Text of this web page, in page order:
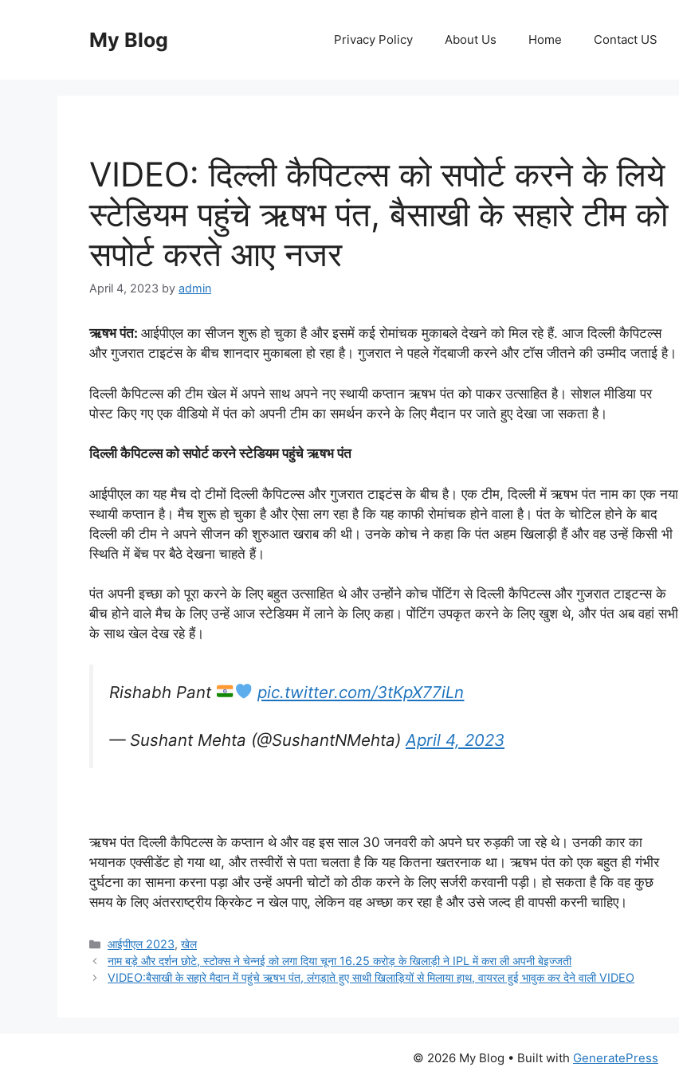
My Blog Privacy Policy About Us Home Contact US
VIDEO: दिल्ली कैपिटल्स को सपोर्ट करने के लिये
स्टेडियम पहुंचे ऋषभ पंत, बैसाखी के सहारे टीम को
सपोर्ट करते आए नजर
April 4, 2023 by admin
ऋषभ पंत: आईपीएल का सीजन शुरू हो चुका है और इसमें कई रोमांचक मुकाबले देखने को मिल रहे हैं. आज दिल्ली कैपिटल्स
और गुजरात टाइटंस के बीच शानदार मुकाबला हो रहा है। गुजरात ने पहले गेंदबाजी करने और टॉस जीतने की उम्मीद जताई है।
दिल्ली कैपिटल्स की टीम खेल में अपने साथ अपने नए स्थायी कप्तान ऋषभ पंत को पाकर उत्साहित है। सोशल मीडिया पर
पोस्ट किए गए एक वीडियो में पंत को अपनी टीम का समर्थन करने के लिए मैदान पर जाते हुए देखा जा सकता है।
दिल्ली कैपिटल्स को सपोर्ट करने स्टेडियम पहुंचे ऋषभ पंत
आईपीएल का यह मैच दो टीमों दिल्ली कैपिटल्स और गुजरात टाइटंस के बीच है। एक टीम, दिल्ली में ऋषभ पंत नाम का एक नया
स्थायी कप्तान है। मैच शुरू हो चुका है और ऐसा लग रहा है कि यह काफी रोमांचक होने वाला है। पंत के चोटिल होने के बाद
दिल्ली की टीम ने अपने सीजन की शुरुआत खराब की थी। उनके कोच ने कहा कि पंत अहम खिलाड़ी हैं और वह उन्हें किसी भी
स्थिति में बेंच पर बैठे देखना चाहते हैं।
पंत अपनी इच्छा को पूरा करने के लिए बहुत उत्साहित थे और उन्होंने कोच पोंटिंग से दिल्ली कैपिटल्स और गुजरात टाइटन्स के
बीच होने वाले मैच के लिए उन्हें आज स्टेडियम में लाने के लिए कहा। पोंटिंग उपकृत करने के लिए खुश थे, और पंत अब वहां सभी
के साथ खेल देख रहे हैं।
Rishabh Pant pic.twitter.com/3tKpX77iLn
— Sushant Mehta (@SushantNMehta)April 4, 2023
ऋषभ पंत दिल्ली कैपिटल्स के कप्तान थे और वह इस साल 30 जनवरी को अपने घर रुड़की जा रहे थे। उनकी कार का
भयानक एक्सीडेंट हो गया था, और तस्वीरों से पता चलता है कि यह कितना खतरनाक था। ऋषभ पंत को एक बहुत ही गंभीर
दुर्घटना का सामना करना पड़ा और उन्हें अपनी चोटों को ठीक करने के लिए सर्जरी करवानी पड़ी। हो सकता है कि वह कुछ
समय के लिए अंतरराष्ट्रीय क्रिकेट न खेल पाए, लेकिन वह अच्छा कर रहा है और उसे जल्द ही वापसी करनी चाहिए।
Categories
आईपीएल 2023,खेल
नाम बड़े और दर्शन छोटे, स्टोक्स ने चेन्नई को लगा दिया चूना 16.25 करोड़ के खिलाड़ी ने IPL में करा ली अपनी बेइज्जती
VIDEO:बैसाखी के सहारे मैदान में पहुंचे ऋषभ पंत, लंगड़ाते हुए साथी खिलाड़ियों से मिलाया हाथ, वायरल हुई भावुक कर देने वाली VIDEO
© 2026 My Blog • Built with GeneratePress